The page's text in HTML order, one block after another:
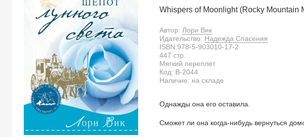
Whispers of Moonlight (Rocky Mountain
Автор: Лори Вик
Идательство: Надежда Спасения
ISBN:978-5-903010-17-2
447 стр.
Мягкий переплет
Код: B-2044
Наличие: на складе
Однажды она его оставила.
Сможет ли она когда-нибудь вернуться